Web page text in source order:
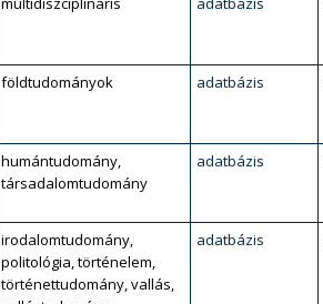
földtudományok adatbázis
humántudomány,
társadalomtudomány
adatbázis
irodalomtudomány,
politológia, történelem,
történettudomány, vallás,
adatbázis